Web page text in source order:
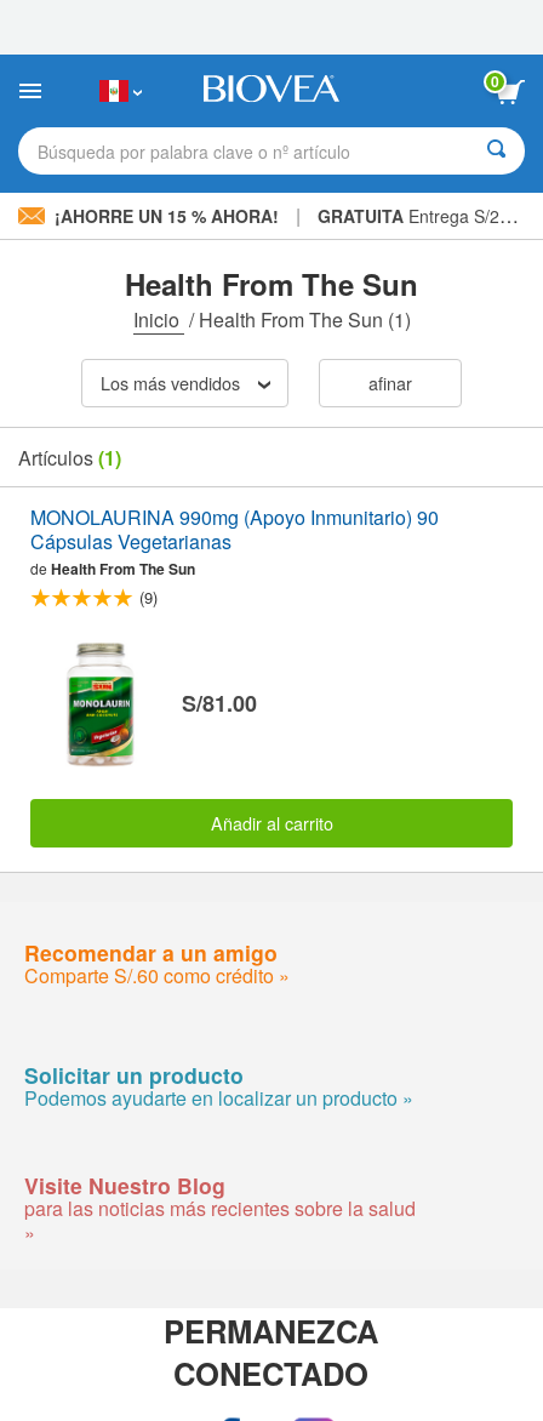
sitio
incluye
sistema
de
0
Búsqueda por palabra clave o nº artículo
¡AHORRE UN 15 % AHORA! | GRATUITA Entrega S/234.00 »
Health From The Sun
Inicio /Health From The Sun (1)
Los más vendidos afinar
Artículos(1)
MONOLAURINA 990mg (Apoyo Inmunitario) 90
Cápsulas Vegetarianas
de Health From The Sun
(9)
S/81.00
Añadir al carrito
Recomendar a un amigo
Comparte S/.60 como crédito »
Solicitar un producto
Podemos ayudarte en localizar un producto »
Visite Nuestro Blog
para las noticias más recientes sobre la salud
»
PERMANEZCA
CONECTADO